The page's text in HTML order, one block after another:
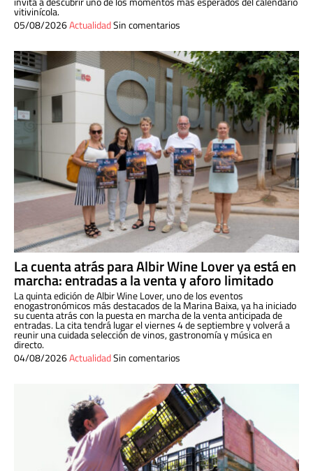
vitivinícola.
05/08/2026ActualidadSin comentarios
La cuenta atrás para Albir Wine Lover ya está en
marcha: entradas a la venta y aforo limitado
La quinta edición de Albir Wine Lover, uno de los eventos
enogastronómicos más destacados de la Marina Baixa, ya ha iniciado
su cuenta atrás con la puesta en marcha de la venta anticipada de
entradas. La cita tendrá lugar el viernes 4 de septiembre y volverá a
reunir una cuidada selección de vinos, gastronomía y música en
directo.
04/08/2026ActualidadSin comentarios